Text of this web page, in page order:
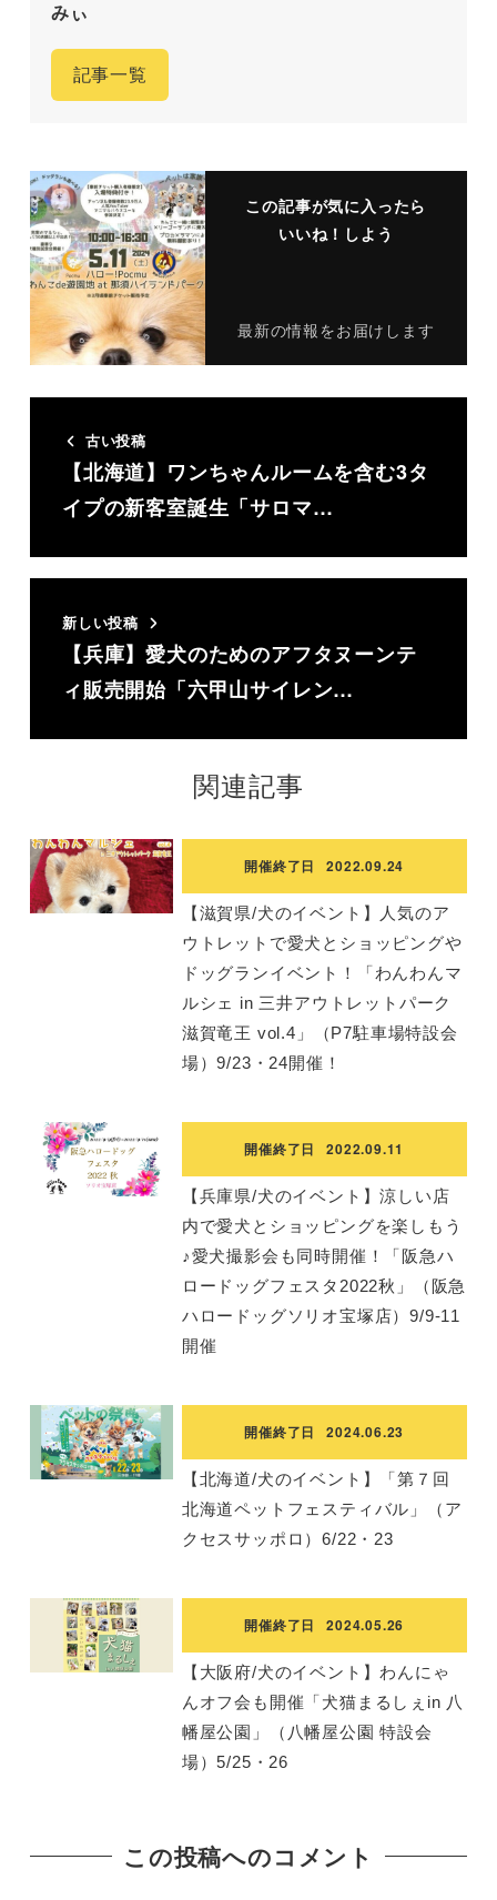
みぃ
記事一覧
この記事が気に入ったら
いいね！しよう
最新の情報をお届けします
古い投稿
【北海道】ワンちゃんルームを含む3タ
イプの新客室誕生「サロマ…
新しい投稿
【兵庫】愛犬のためのアフタヌーンテ
ィ販売開始「六甲山サイレン…
関連記事
開催終了日 2022.09.24
【滋賀県/犬のイベント】人気のア
ウトレットで愛犬とショッピングや
ドッグランイベント！「わんわんマ
ルシェ in 三井アウトレットパーク
滋賀竜王 vol.4」（P7駐車場特設会
場）9/23・24開催！
開催終了日 2022.09.11
【兵庫県/犬のイベント】涼しい店
内で愛犬とショッピングを楽しもう
♪愛犬撮影会も同時開催！「阪急ハ
ロードッグフェスタ2022秋」（阪急
ハロードッグソリオ宝塚店）9/9-11
開催
開催終了日 2024.06.23
【北海道/犬のイベント】「第７回
北海道ペットフェスティバル」（ア
クセスサッポロ）6/22・23
開催終了日 2024.05.26
【大阪府/犬のイベント】わんにゃ
んオフ会も開催「犬猫まるしぇin ⼋
幡屋公園」（⼋幡屋公園 特設会
場）5/25・26
この投稿へのコメント